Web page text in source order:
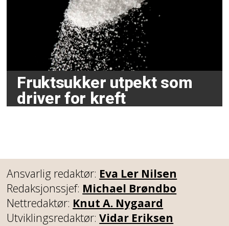
Fruktsukker utpekt som
driver for kreft
Ansvarlig redaktør: Eva Ler Nilsen
Redaksjonssjef: Michael Brøndbo
Nettredaktør: Knut A. Nygaard
Utviklingsredaktør:Vidar Eriksen